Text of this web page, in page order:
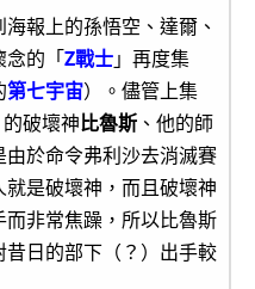
報上的孫悟空、達爾、
念的「Z戰士」再度集
第七宇宙）。儘管上集
破壞神比魯斯 、他的師
於命令弗利沙去消滅賽
是破壞神，而且破壞神
非常焦躁，所以比魯斯
日的部下（？）出手較